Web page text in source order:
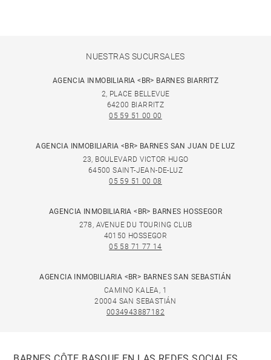
NUESTRAS SUCURSALES
AGENCIA INMOBILIARIA <BR> BARNES BIARRITZ
2, PLACE BELLEVUE
64200 BIARRITZ
05 59 51 00 00
AGENCIA INMOBILIARIA <BR> BARNES SAN JUAN DE LUZ
23, BOULEVARD VICTOR HUGO
64500 SAINT-JEAN-DE-LUZ
05 59 51 00 08
AGENCIA INMOBILIARIA <BR> BARNES HOSSEGOR
278, AVENUE DU TOURING CLUB
40150 HOSSEGOR
05 58 71 77 14
AGENCIA INMOBILIARIA <BR> BARNES SAN SEBASTIÁN
CAMINO KALEA, 1
20004 SAN SEBASTIÁN
0034943887182